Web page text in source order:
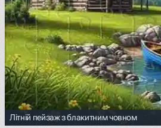
Літній пейзаж з блакитним човном